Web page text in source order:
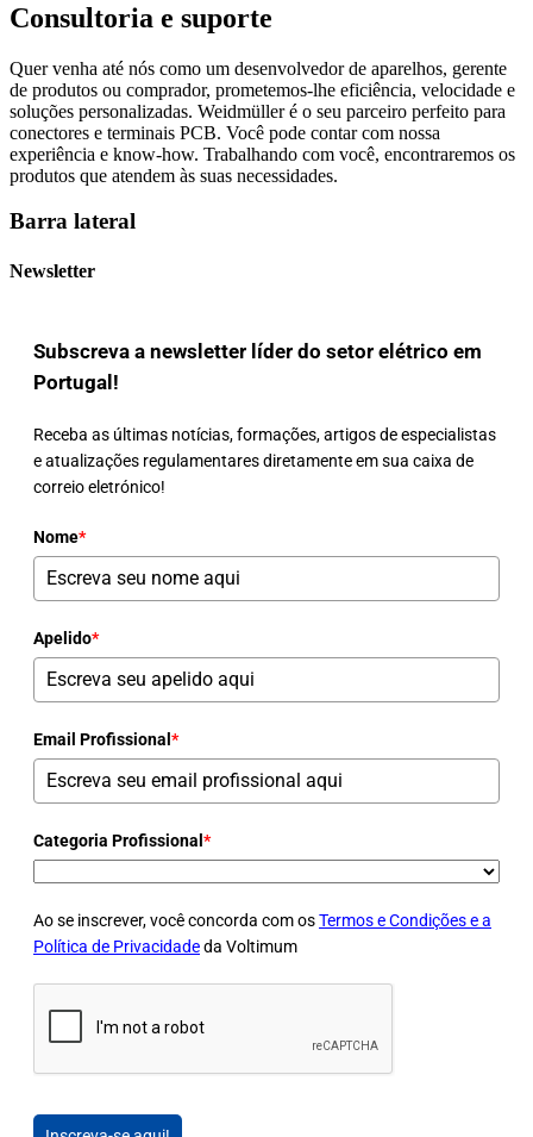
Consultoria e suporte
Quer venha até nós como um desenvolvedor de aparelhos, gerente
de produtos ou comprador, prometemos-lhe eficiência, velocidade e
soluções personalizadas. Weidmüller é o seu parceiro perfeito para
conectores e terminais PCB. Você pode contar com nossa
experiência e know-how. Trabalhando com você, encontraremos os
produtos que atendem às suas necessidades.
Barra lateral
Newsletter
Subscreva a newsletter líder do setor elétrico em
Portugal!
Receba as últimas notícias, formações, artigos de especialistas
e atualizações regulamentares diretamente em sua caixa de
correio eletrónico!
Nome*
Apelido*
Email Profissional *
Categoria Profissional *
Ao se inscrever, você concorda com osTermos e Condições e a
Política de Privacidadeda Voltimum